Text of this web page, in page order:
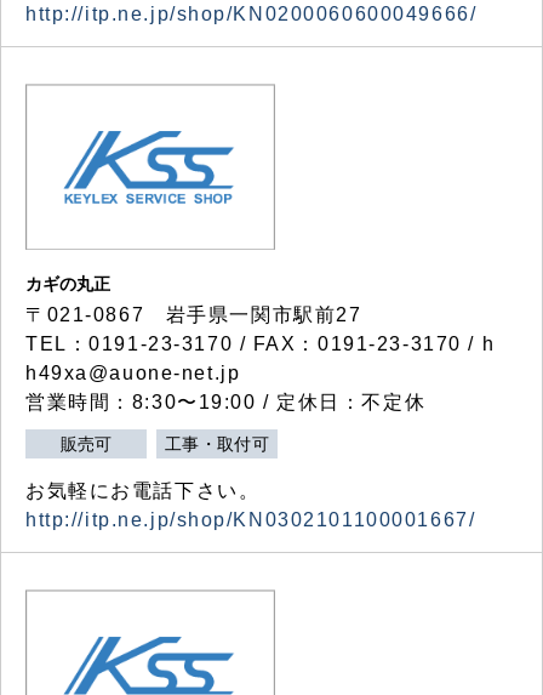
http://itp.ne.jp/shop/KN0200060600049666/
カギの丸正
〒021-0867 岩手県一関市駅前27
TEL：0191-23-3170 / FAX：0191-23-3170 / h
h49xa@auone-net.jp
営業時間：8:30〜19:00 / 定休日：不定休
販売可 工事・取付可
お気軽にお電話下さい。
http://itp.ne.jp/shop/KN0302101100001667/